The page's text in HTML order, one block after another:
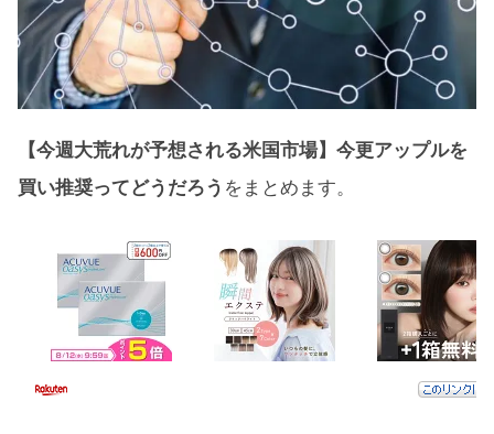
【今週大荒れが予想される米国市場】今更アップルを
買い推奨ってどうだろう をまとめます。